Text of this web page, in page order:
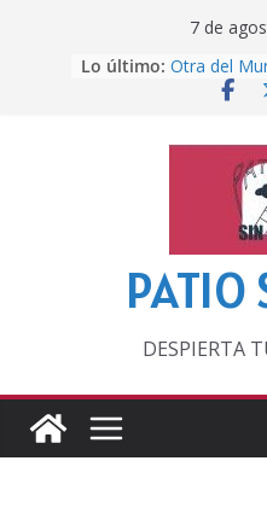
7 de
Lo último: Otra del
Lunática
Por los
‘La broma
lecturas
PATIO
DESPIERTA